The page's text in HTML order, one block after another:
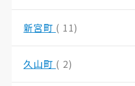
新宮町 ( 11)
久山町 ( 2)